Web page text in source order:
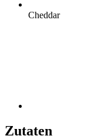
Cheddar
Zutaten